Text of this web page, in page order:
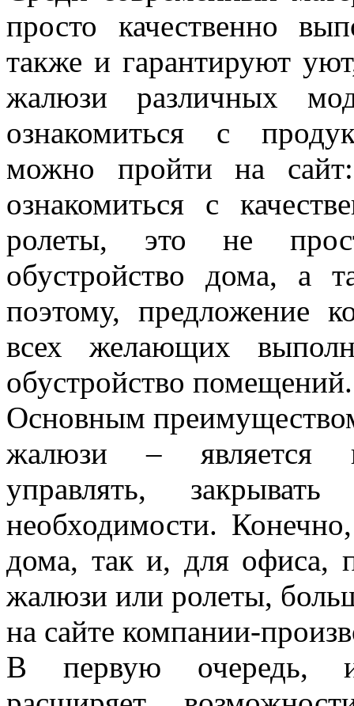
просто качественно
также и гарантируют
жалюзи различных
ознакомиться с
можно пройти на
ознакомиться с
ролеты, это не
обустройство дома, а
поэтому, предложение
всех желающих
обустройство помещений.
Основным
жалюзи – является
управлять,
необходимости.
дома, так и, для офиса,
жалюзи или ролеты,
на сайте компании-
В первую очередь,